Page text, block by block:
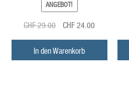
ANGEBOT!
CHF29.00
Ursprünglicher
Preis
war:
CHF
CHF24.00
Preis
CHF
In den Warenkorb